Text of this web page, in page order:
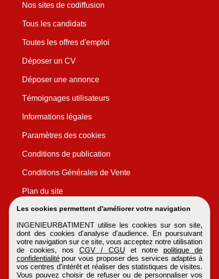
Les cookies permettent d'améliorer votre navigation
INGENIEURBATIMENT utilise les cookies sur son site,
dont des cookies d'analyse d'audience. En poursuivant
votre navigation sur ce site, vous acceptez notre utilisation
de cookies, nosCGV / CGU et notre politique de
confidentialitépour vous proposer des services adaptés à
vos centres d'intérêt et réaliser des statistiques de visites.
Vous pouvez choisir de refuser ou de personnaliser vos
Nos sites de codiffusion
Tous les candidats
Toutes les offres d'emploi
Déposer un CV
Déposer une annonce
Témoignages utilisateurs
Informations légales
Paramètres des cookies
Conditions de publication
Conditions Générales de Vente
Plan du site